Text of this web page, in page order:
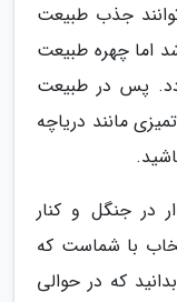
جذب طبیعت
اما چهره طبیعت
پس در طبیعت
مانند دریاچه
در جنگل و کنار
با شماست که
که در حوالی